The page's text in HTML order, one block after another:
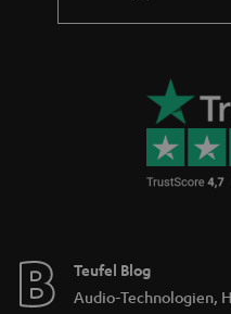
Teufel Blog
Audio-Technologien,